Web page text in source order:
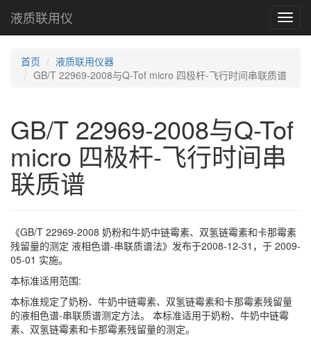
液质联用仪
首页
液质联用仪器
GB/T 22969-2008与Q-Tof micro 四极杆-飞行时间串联质谱
GB/T 22969-2008与Q-Tof
micro 四极杆-飞行时间串
联质谱
《GB/T 22969-2008 奶粉和牛奶中链霉素、双氢链霉素和卡那霉素
残留量的测定 液相色谱-串联质谱法》发布于2008-12-31，于 2009-
05-01 实施。
本标准适用范围:
本标准规定了奶粉、牛奶中链霉素、双氢链霉素和卡那霉素残留量
的液相色谱-串联质谱测定方法。 本标准适用于奶粉、牛奶中链霉
素、双氢链霉素和卡那霉素残留量的测定。